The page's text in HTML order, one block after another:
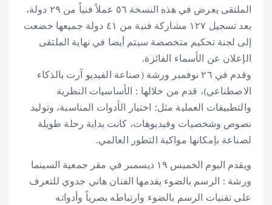
الملتقى يعرض في هذه النسخة ٥٦ عملاً فنياً من ٢٩ دولة،
بعد تسجيل ١٢٧ مشاركة فنية من ٤١ دولة جميعها خضعت
إلى لجنة تحكيم متخصصة سيتم أيضا في نهاية الملتقى
الإعلان عن الأسماء الفائزة.
وقدم في ٢٦ نوفمبر ورشة (صناعة الفيديو آرت بالذكاء
الاصطناعي)، قدم من خلالها : الأساسيات النظرية
والتطبيقات العملية مثل: اختيار الأدوات المناسبة، وتوليد
نصوص وشخصيات وفيديوهات، كانت بداية رحلة طويلة
لصناعة بإمكانها مواكبة التطور العالمي.
ويقدم اليوم الخميس ١٩ ديسمبر في مقر جمعية السينما
ورشة : الرسم بالضوء يقدمها الفنان هاني جدوي للتعرف
على تقنيات الرسم بالضوء وارتباطه بصرياً وأدواته